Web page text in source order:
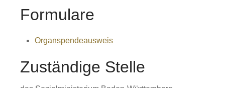
Formulare
Organspendeausweis
Zuständige Stelle